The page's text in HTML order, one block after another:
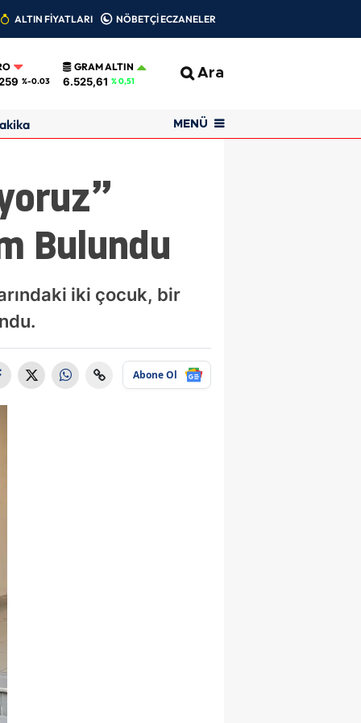
ALTIN FİYATLARI NÖBETÇİ ECZANELER
%-0.03
GRAM ALTIN
6.525,61 % 0,51 Ara
MENÜ
Bulundu
iki çocuk, bir
Abone Ol